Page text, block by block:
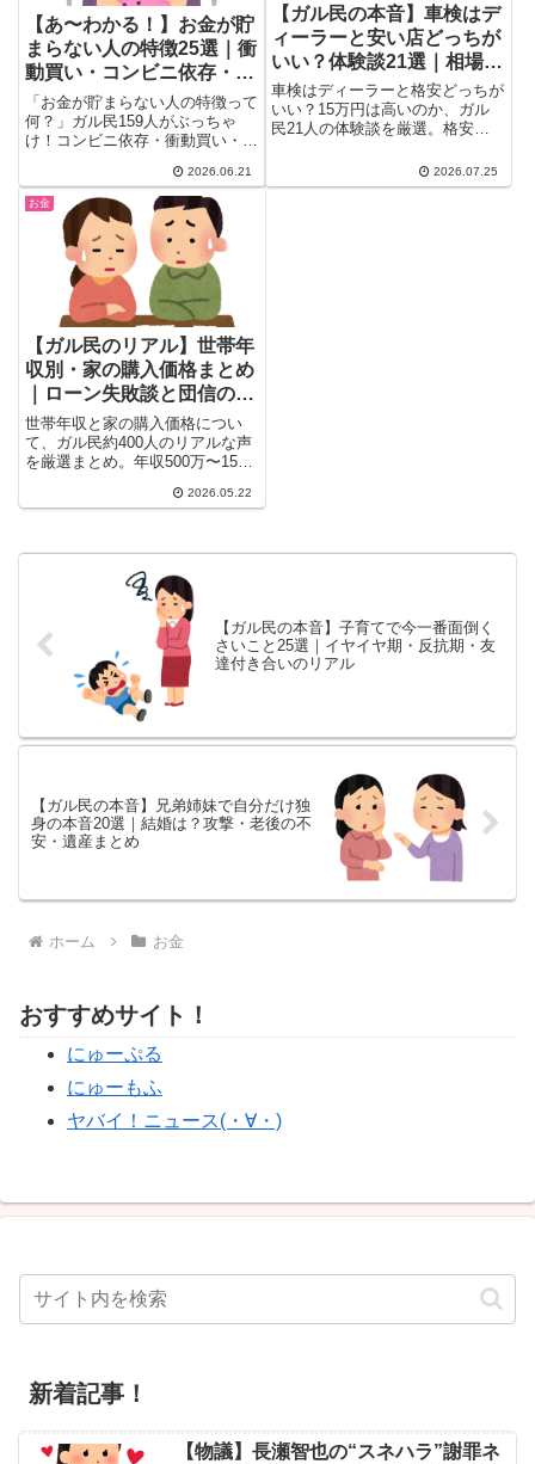
【あ〜わかる！】お金が貯
まらない人の特徴25選｜衝
動買い・コンビニ依存・見
栄っ張り…ガル民の本音
「お金が貯まらない人の特徴って
何？」ガル民159人がぶっちゃ
け！コンビニ依存・衝動買い・自
かりが共通点。貯金できない女性
に共通する25の習慣をリアルな
体験談付きでまとめました。節
約・家計管理のヒントにも。
2026.06.21
【ガル民の本音】車検はデ
ィーラーと安い店どっちが
いい？体験談21選｜相場
15万・格安車検の落とし穴
車検はディーラーと格安どっちが
いい？15万円は高いのか、ガル
民21人の体験談を厳選。格安車
起きた失敗談から、ユーザー車検
3万円台の節約術、ディーラー車
2026.07.25
お金
【ガル民のリアル】世帯年
収別・家の購入価格まとめ
｜ローン失敗談と団信の重
要性も
世帯年収と家の購入価格につい
て、ガル民約400人のリアルな声
を厳選まとめ。年収500万〜1500
の「借りられる額トーク」に怒る
から家を買う人の参考になる内容
2026.05.22
【ガル民の本音】子育てで今一番面倒く
さいこと25選｜イヤイヤ期・反抗期・友
達付き合いのリアル
【ガル民の本音】兄弟姉妹で自分だけ独
身の本音20選｜結婚は？攻撃・老後の不
安・遺産まとめ
ホーム お金
おすすめサイト！
にゅーぷる
にゅーもふ
ヤバイ！ニュース(・∀・)
新着記事！
【物議】長瀬智也の“スネハラ”謝罪ネ